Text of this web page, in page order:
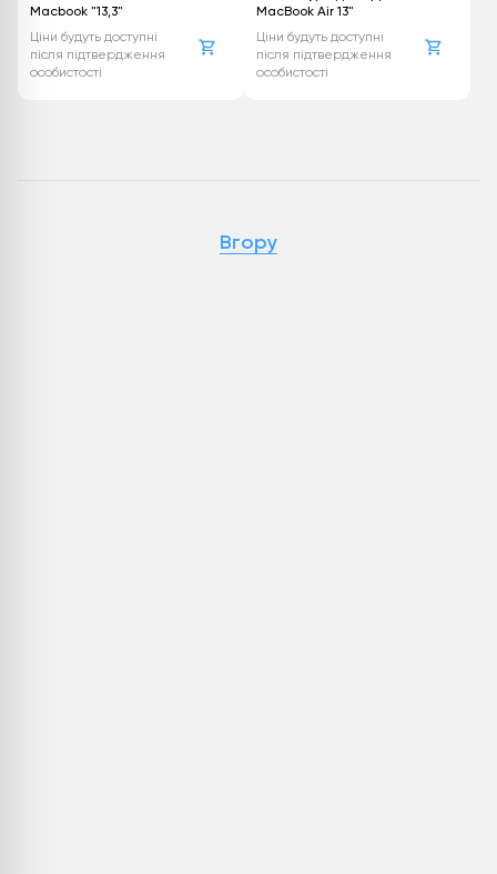
Macbook "13,3"
Ціни будуть доступні
після підтвердження
особистості
MacBook Air 13"
Ціни будуть доступні
після підтвердження
особистості
Вгору